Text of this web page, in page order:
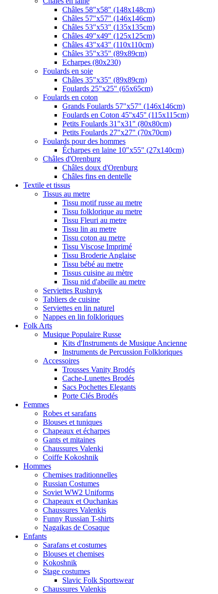
Châles 58"x58" (148x148cm)
Châles 57"x57" (146x146cm)
Châles 53"x53" (135x135cm)
Châles 49"x49" (125x125cm)
Châles 43"x43" (110x110cm)
Châles 35"x35" (89x89cm)
Echarpes (80х230)
Foulards en soie
Châles 35"x35" (89x89cm)
Foulards 25"x25" (65x65cm)
Foulards en coton
Grands Foulards 57"x57" (146x146cm)
Foulards en Coton 45''x45'' (115x115cm)
Petits Foulards 31"x31" (80x80cm)
Petits Foulards 27"x27" (70x70cm)
Foulards pour des hommes
Écharpes en laine 10"x55" (27x140cm)
Châles d'Orenburg
Châles doux d'Orenburg
Châles fins en dentelle
Textile et tissus
Tissus au metre
Tissu motif russe au metre
Tissu folklorique au metre
Tissu Fleuri au metre
Tissu lin au metre
Tissu coton au metre
Tissu Viscose Imprimé
Tissu Broderie Anglaise
Tissu bébé au metre
Tissus cuisine au mètre
Tissu nid d'abeille au metre
Serviettes Rushnyk
Tabliers de cuisine
Serviettes en lin naturel
Nappes en lin folkloriques
Folk Arts
Musique Populaire Russe
Kits d'Instruments de Musique Ancienne
Instruments de Percussion Folkloriques
Accessoires
Trousses Vanity Brodés
Cache-Lunettes Brodés
Sacs Pochettes Elegants
Porte Clés Brodés
Femmes
Robes et sarafans
Blouses et tuniques
Chapeaux et écharpes
Gants et mitaines
Chaussures Valenki
Coiffe Kokoshnik
Hommes
Chemises traditionnelles
Russian Costumes
Soviet WW2 Uniforms
Chapeaux et Ouchankas
Chaussures Valenkis
Funny Russian T-shirts
Nagaikas de Cosaque
Enfants
Sarafans et costumes
Blouses et chemises
Kokoshnik
Stage costumes
Slavic Folk Sportswear
Chaussures Valenkis